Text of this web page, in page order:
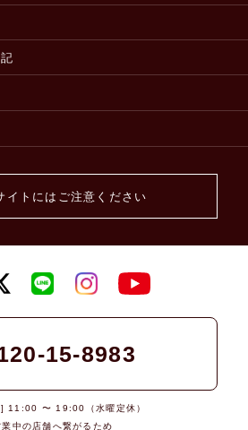
イトにはご注意ください
15-8983
11:00 〜 19:00（水曜定休）
中の店舗へ繋がるため